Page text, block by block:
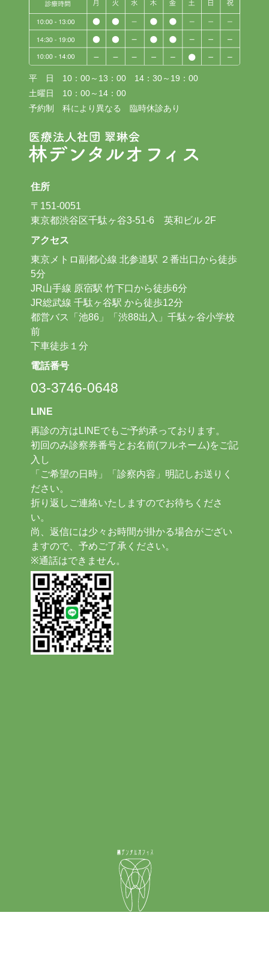
平 日 10：00～13：00 14：30～19：00
土曜日 10：00～14：00
予約制 科により異なる 臨時休診あり
住所
〒151-0051
東京都渋谷区千駄ヶ谷3-51-6 英和ビル 2F
アクセス
東京メトロ副都心線 北参道駅 ２番出口から徒歩
5分
JR山手線 原宿駅 竹下口から徒歩6分
JR総武線 千駄ヶ谷駅 から徒歩12分
都営バス「池86」「渋88出入」千駄ヶ谷小学校
前
下車徒歩１分
電話番号
03-3746-0648
LINE
再診の方はLINEでもご予約承っております。
初回のみ診察券番号とお名前(フルネーム)をご記
入し
「ご希望の日時」「診察内容」明記しお送りく
ださい。
折り返しご連絡いたしますのでお待ちくださ
い。
尚、返信には少々お時間が掛かる場合がござい
ますので、予めご了承ください。
※通話はできません。